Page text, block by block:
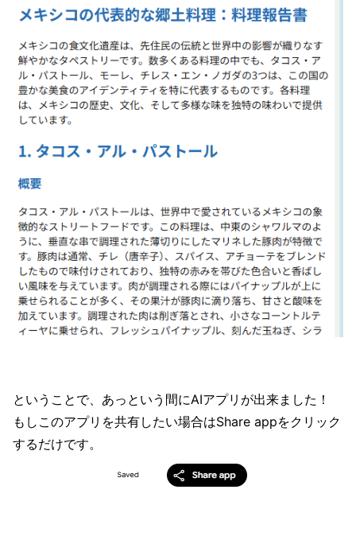
ということで、あっという間にAIアプリが出来ました！
もしこのアプリを共有したい場合はShare appをクリック
するだけです。